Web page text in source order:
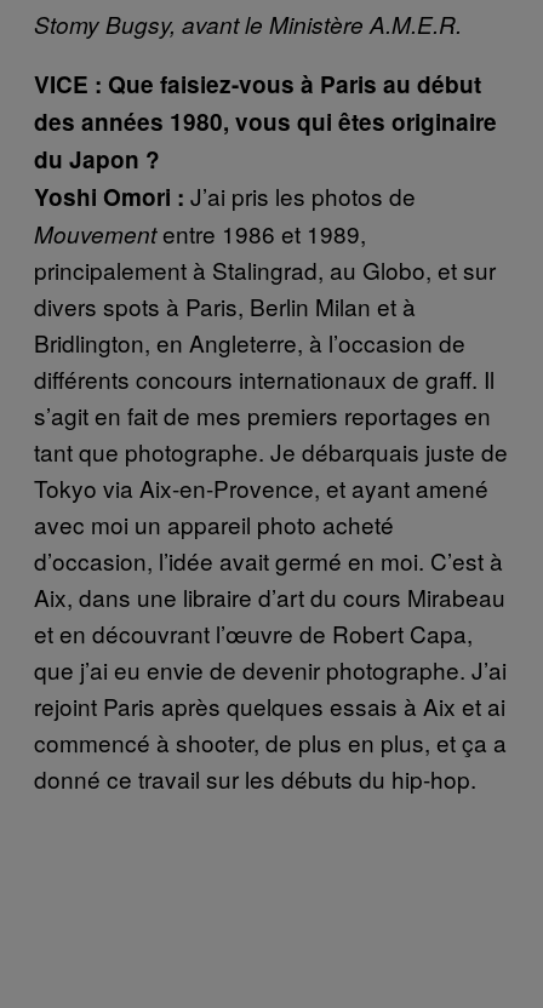
Stomy Bugsy, avant le Ministère A.M.E.R.
VICE : Que faisiez-vous à Paris au début
des années 1980, vous qui êtes originaire
du Japon ?
Yoshi Omori : J’ai pris les photos de
Mouvemententre 1986 et 1989,
principalement à Stalingrad, au Globo, et sur
divers spots à Paris, Berlin Milan et à
Bridlington, en Angleterre, à l’occasion de
différents concours internationaux de graff. Il
s’agit en fait de mes premiers reportages en
tant que photographe. Je débarquais juste de
Tokyo via Aix-en-Provence, et ayant amené
avec moi un appareil photo acheté
d’occasion, l’idée avait germé en moi. C’est à
Aix, dans une libraire d’art du cours Mirabeau
et en découvrant l’œuvre de Robert Capa,
que j’ai eu envie de devenir photographe. J’ai
rejoint Paris après quelques essais à Aix et ai
commencé à shooter, de plus en plus, et ça a
donné ce travail sur les débuts du hip-hop.